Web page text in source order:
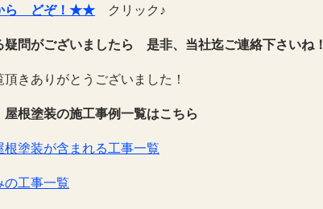
ら どぞ！★★ クリック♪
疑問がございましたら 是非、当社迄ご連絡下さいね！
きありがとうございました！
根塗装の施工事例一覧はこちら
根塗装が含まれる工事一覧
の工事一覧